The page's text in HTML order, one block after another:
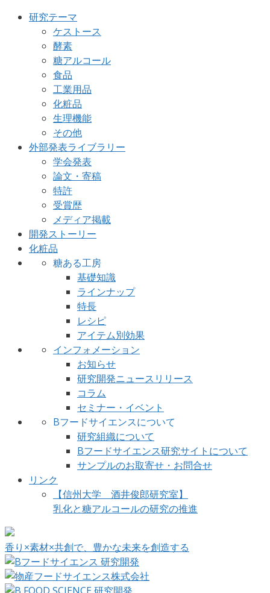
研究テーマ
ケストース
酵素
糖アルコール
食品
工業用品
化粧品
生理機能
その他
外部発表ライブラリー
学会発表
論文・寄稿
特許
受賞歴
メディア掲載
開発ストーリー
化粧品
糖ある工房
基礎知識
ラインナップ
特長
レシピ
アイテム別効果
インフォメーション
お知らせ
研究開発ニュースリリース
コラム
セミナー・イベント
Bフードサイエンスについて
研究組織について
Bフードサイエンス研究サイトについて
サンプルのお取寄せ・お問合せ
リンク
【信州大学 酒井俊郎研究室】
乳化と糖アルコールの研究の推進
香り×素材×共創で、豊かな未来を創造する